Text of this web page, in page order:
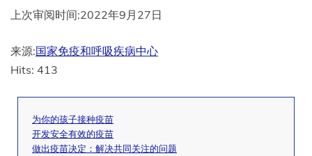
上次审阅时间:2022年9月27日
来源:国家免疫和呼吸疾病中心
Hits: 413
为你的孩子接种疫苗
开发安全有效的疫苗
做出疫苗决定：解决共同关注的问题